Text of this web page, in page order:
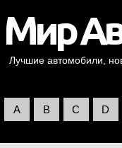
Лучшие автомобили,
A B C D